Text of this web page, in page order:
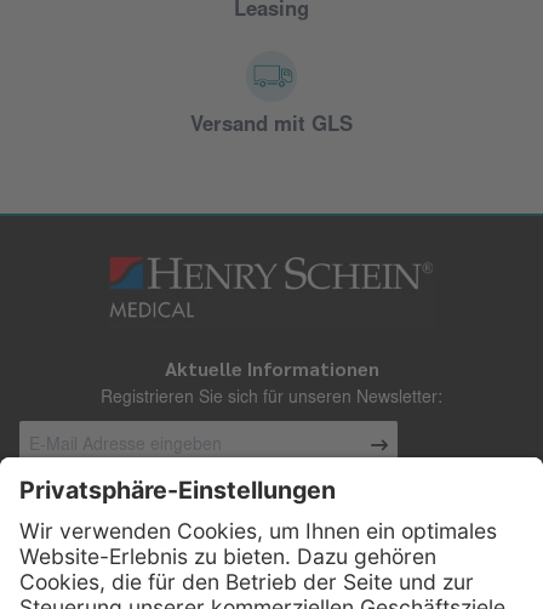
Leasing
Versand mit GLS
Aktuelle Informationen
Registrieren Sie sich für unseren Newsletter:
Kontakt
Henry Schein Medical Austria GmbH
Schönbrunner Straße 297